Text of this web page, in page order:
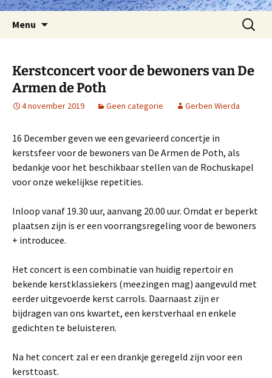
Menu
Zoeken
naar:
Kerstconcert voor de bewoners van De
Armen de Poth
4 november 2019 Geen categorie Gerben Wierda
16 December geven we een gevarieerd concertje in
kerstsfeer voor de bewoners van De Armen de Poth, als
bedankje voor het beschikbaar stellen van de Rochuskapel
voor onze wekelijkse repetities.
Inloop vanaf 19.30 uur, aanvang 20.00 uur. Omdat er beperkt
plaatsen zijn is er een voorrangsregeling voor de bewoners
+ introducee.
Het concert is een combinatie van huidig repertoir en
bekende kerstklassiekers (meezingen mag) aangevuld met
eerder uitgevoerde kerst carrols. Daarnaast zijn er
bijdragen van ons kwartet, een kerstverhaal en enkele
gedichten te beluisteren.
Na het concert zal er een drankje geregeld zijn voor een
kersttoast.